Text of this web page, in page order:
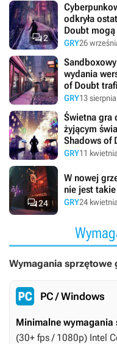
2
odkryła
Doubt
twórcy
GRY26
wydania
of Doubt
GRY13
Świetna gra
żyjącym
Shadows of
GRY11
24
W nowej
nie jest
GRY24
Wymagania sprzętowe
PC / Windows
Minimalne wymagania
(30+ fps / 1080p) Intel